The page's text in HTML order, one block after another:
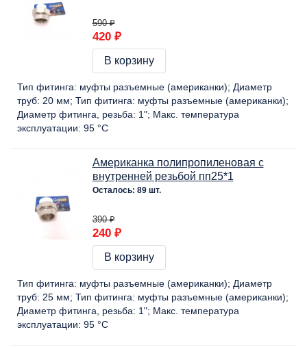
590 ₽
420 ₽
В корзину
Тип фитинга: муфты разъемные (американки)
Диаметр
труб: 20 мм Тип фитинга: муфты разъемные (американки)
Диаметр фитинга, резьба: 1" Макс. температура
эксплуатации: 95 °C
Американка полипропиленовая с
внутренней резьбой пп25*1
Осталось: 89 шт.
390 ₽
240 ₽
В корзину
Тип фитинга: муфты разъемные (американки)
Диаметр
труб: 25 мм Тип фитинга: муфты разъемные (американки)
Диаметр фитинга, резьба: 1" Макс. температура
эксплуатации: 95 °C